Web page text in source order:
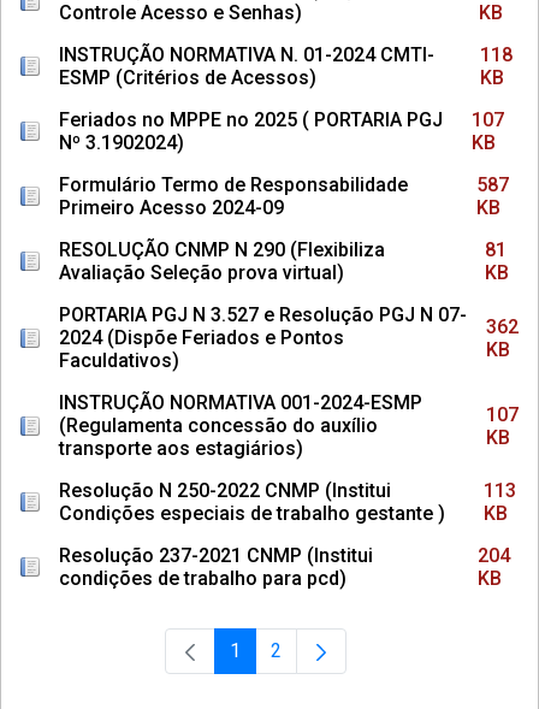
Controle Acesso e Senhas)
KB
INSTRUÇÃO NORMATIVA N. 01-2024 CMTI-
ESMP (Critérios de Acessos)
118
KB
Feriados no MPPE no 2025 ( PORTARIA PGJ
Nº 3.1902024)
107
KB
Formulário Termo de Responsabilidade
Primeiro Acesso 2024-09
587
KB
RESOLUÇÃO CNMP N 290 (Flexibiliza
Avaliação Seleção prova virtual)
81
KB
PORTARIA PGJ N 3.527 e Resolução PGJ N 07-
2024 (Dispõe Feriados e Pontos
Faculdativos)
362
KB
INSTRUÇÃO NORMATIVA 001-2024-ESMP
(Regulamenta concessão do auxílio
transporte aos estagiários)
107
KB
Resolução N 250-2022 CNMP (Institui
Condições especiais de trabalho gestante )
113
KB
Resolução 237-2021 CNMP (Institui
condições de trabalho para pcd)
204
KB
Página
1 Página
2